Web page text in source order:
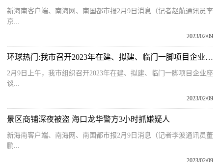
新海南客户端、南海网、南国都市报2月9日消息（记者赵航通讯员李
京...
2023/02/09
环球热门:我市召开2023年在建、拟建、临门一脚项目企业座谈会 田志强：坚定信心 政企同心 汇聚共促高质量发展的强大合力
2月9日上午，我市组织召开2023年在建、拟建、临门一脚项目企业座
谈...
2023/02/09
景区商铺深夜被盗 海口龙华警方3小时抓嫌疑人
新海南客户端、南海网、南国都市报2月9日消息（记者李波通讯员董
鹏...